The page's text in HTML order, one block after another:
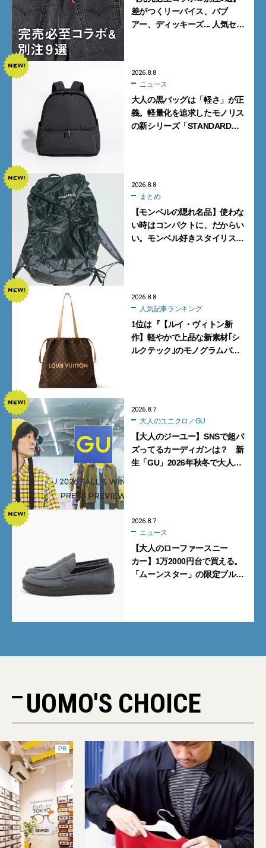
差がつくリーバイス、バブ
アー、ディッキーズ... 人気セレ
2026.8.8
ニュース
大人の黒バッグは「軽さ」が正
義。軽量化を追求したモノリス
の新シリーズ「STANDARD
2026.8.8
まとめ
【モンベルの隠れ名品】使わな
い時はコンパクトに、だからい
い。モンベル好きスタイリスト
2026.8.8
人気記事ランキング
1位は『【ルイ・ヴィトン新
作】軽やかで上品な新素材｢シ
ルクテック｣のモノグラムバッ
2026.8.7
大人のユニクロ／GU
【大人のジーユー】SNSで超バ
ズってるカーディガンは？ 新
生「GU」2026年秋冬で大人メ
2026.8.7
ニュース
【大人のローファースニー
カー】1万2000円台で買える。
「ムーンスター」の限定ブルー
UOMO'S CHOICE
PR